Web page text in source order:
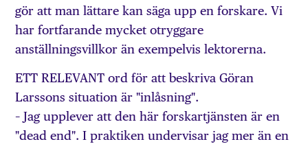
gör att man lättare kan säga upp en forskare. Vi
har fortfarande mycket otryggare
anställningsvillkor än exempelvis lektorerna.
ETT RELEVANT ord för att beskriva Göran
Larssons situation är "inlåsning".
– Jag upplever att den här forskartjänsten är en
"dead end". I praktiken undervisar jag mer än en